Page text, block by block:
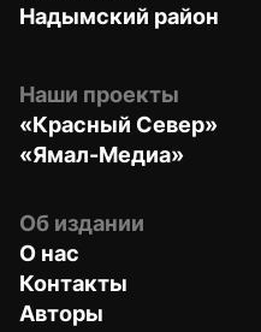
Надымский район
Наши проекты
«Красный Север»
«Ямал-Медиа»
Об издании
О нас
Контакты
Авторы